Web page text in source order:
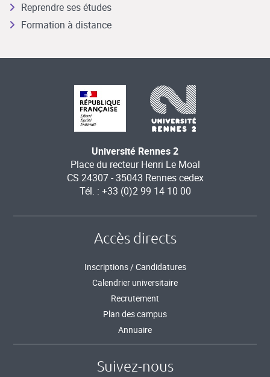
Reprendre ses études
Formation à distance
Université Rennes 2
Place du recteur Henri Le Moal
CS 24307 - 35043 Rennes cedex
Tél. : +33 (0)2 99 14 10 00
Accès directs
Inscriptions / Candidatures
Calendrier universitaire
Recrutement
Plan des campus
Annuaire
Suivez-nous